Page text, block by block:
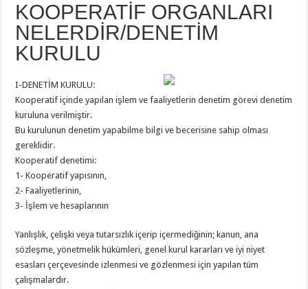
KOOPERATİF ORGANLARI
NELERDİR/DENETİM
KURULU
I-DENETİM KURULU:
Kooperatif içinde yapılan işlem ve faaliyetlerin denetim görevi denetim
kuruluna verilmiştir.
Bu kurulunun denetim yapabilme bilgi ve becerisine sahip olması
gereklidir.
Kooperatif denetimi:
1- Kooperatif yapısının,
2- Faaliyetlerinin,
3- İşlem ve hesaplarının
Yanlışlık, çelişki veya tutarsızlık içerip içermediğinin; kanun, ana
sözleşme, yönetmelik hükümleri, genel kurul kararları ve iyi niyet
esasları çerçevesinde izlenmesi ve gözlenmesi için yapılan tüm
çalışmalardır.